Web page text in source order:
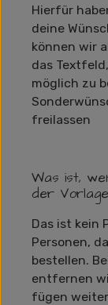
Hierfür
deine
können wir
das
möglich zu
freilassen
Was ist,
der
Das ist kein
Personen,
bestellen.
entfernen
fügen